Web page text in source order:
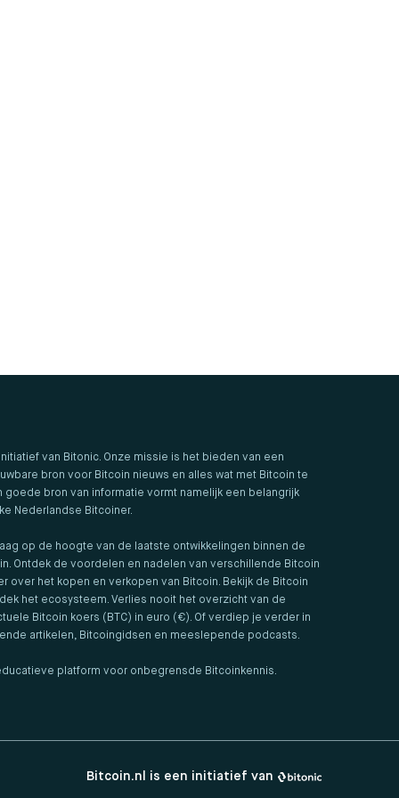
van Bitonic. Onze missie is het bieden van een
bron voor Bitcoin nieuws en alles wat met Bitcoin te
goede bron van informatie vormt namelijk een belangrijk
Nederlandse Bitcoiner.
op de hoogte van de laatste ontwikkelingen binnen de
Ontdek de voordelen en nadelen van verschillende Bitcoin
over het kopen en verkopen van Bitcoin. Bekijk de Bitcoin
het ecosysteem. Verlies nooit het overzicht van de
Bitcoin koers (BTC) in euro (€). Of verdiep je verder in
artikelen, Bitcoingidsen en meeslepende podcasts.
platform voor onbegrensde Bitcoinkennis.
Bitcoin.nl is een initiatief van